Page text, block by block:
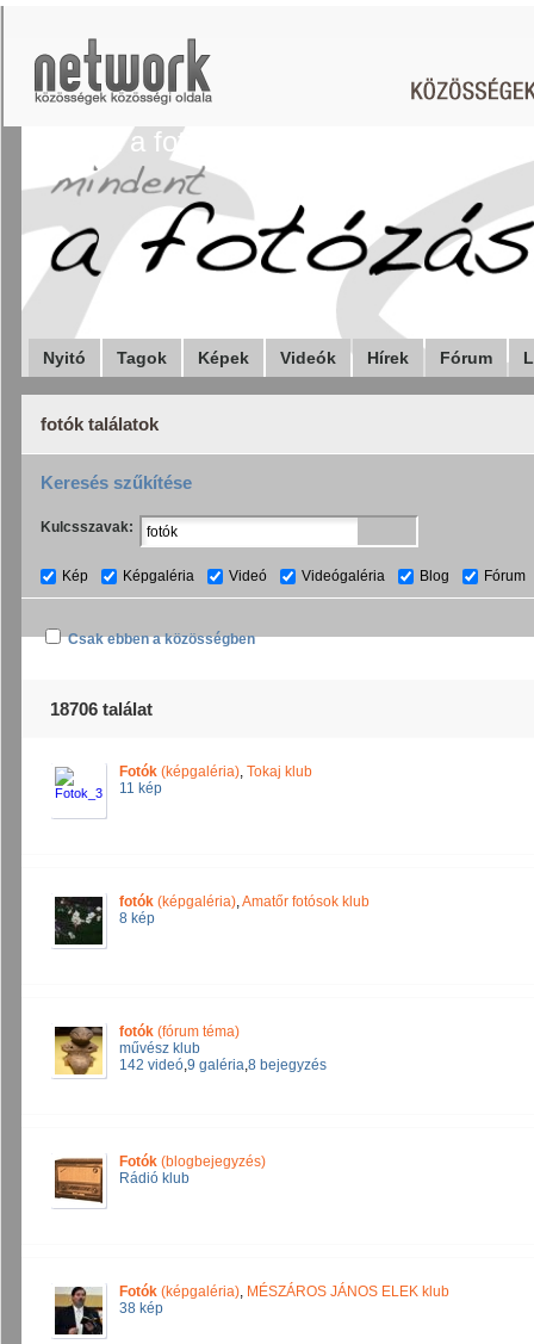
Mindent a fotózásról
Nyitó Tagok Képek Videók Hírek Fórum
fotók találatok
Keresés szűkítése
Kulcsszavak:
Kép Képgaléria Videó Videógaléria Blog Fórum
Csak ebben a közösségben
18706 találat
Fotók (képgaléria), Tokaj klub
11 kép
fotók (képgaléria),Amatőr fotósok klub
8 kép
fotók (fórum téma)
művész klub
142 videó,9 galéria,8 bejegyzés
Fotók (blogbejegyzés)
Rádió klub
Fotók (képgaléria), MÉSZÁROS JÁNOS ELEK klub
38 kép